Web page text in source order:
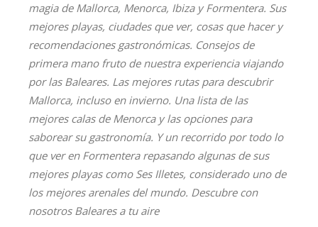
magia de Mallorca, Menorca, Ibiza y Formentera. Sus
mejores playas, ciudades que ver, cosas que hacer y
recomendaciones gastronómicas. Consejos de
primera mano fruto de nuestra experiencia viajando
por las Baleares. Las mejores rutas para descubrir
Mallorca, incluso en invierno. Una lista de las
mejores calas de Menorca y las opciones para
saborear su gastronomía. Y un recorrido por todo lo
que ver en Formentera repasando algunas de sus
mejores playas como Ses Illetes, considerado uno de
los mejores arenales del mundo. Descubre con
nosotros Baleares a tu aire